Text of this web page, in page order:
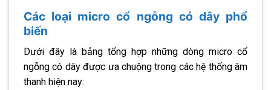
Các loại micro cổ ngỗng có dây phổ
biến
Dưới đây là bảng tổng hợp những dòng micro cổ
ngỗng có dây được ưa chuộng trong các hệ thống âm
thanh hiện nay: